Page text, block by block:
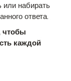
или набирать
ответа.
чтобы
каждой